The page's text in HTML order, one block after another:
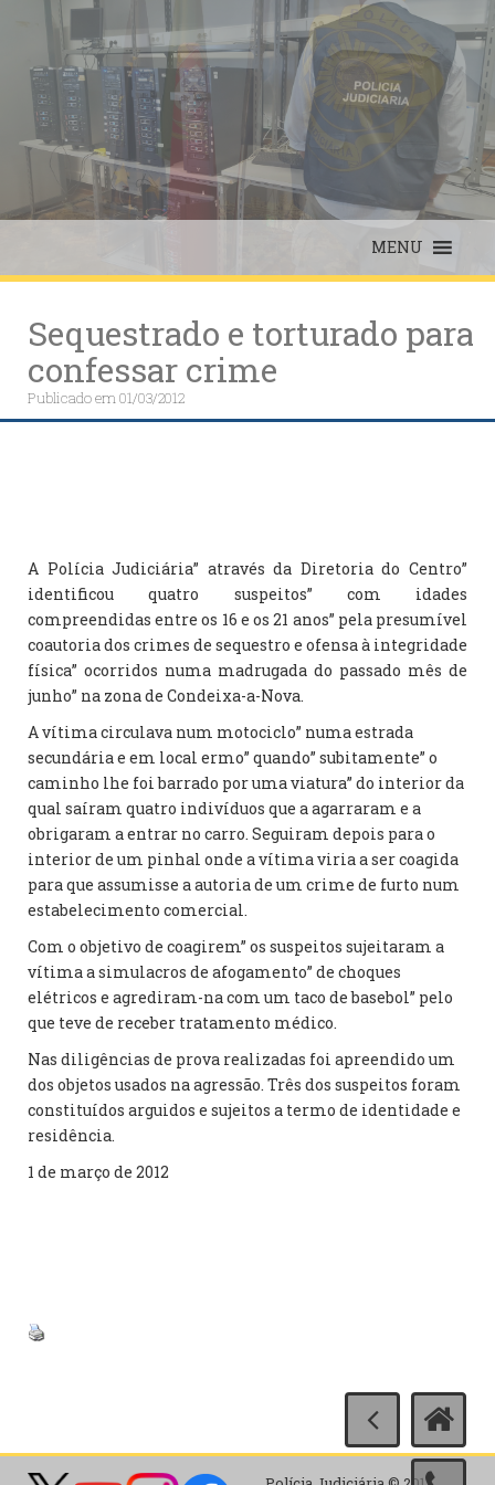
MENU
Sequestrado e torturado para
confessar crime
Publicado em01/03/2012
A Polícia Judiciária” através da Diretoria do Centro”
identificou quatro suspeitos” com idades
compreendidas entre os 16 e os 21 anos” pela presumível
coautoria dos crimes de sequestro e ofensa à integridade
física” ocorridos numa madrugada do passado mês de
junho” na zona de Condeixa-a-Nova.
A vítima circulava num motociclo” numa estrada
secundária e em local ermo” quando” subitamente” o
caminho lhe foi barrado por uma viatura” do interior da
qual saíram quatro indivíduos que a agarraram e a
obrigaram a entrar no carro. Seguiram depois para o
interior de um pinhal onde a vítima viria a ser coagida
para que assumisse a autoria de um crime de furto num
estabelecimento comercial.
Com o objetivo de coagirem” os suspeitos sujeitaram a
vítima a simulacros de afogamento” de choques
elétricos e agrediram-na com um taco de basebol” pelo
que teve de receber tratamento médico.
Nas diligências de prova realizadas foi apreendido um
dos objetos usados na agressão. Três dos suspeitos foram
constituídos arguidos e sujeitos a termo de identidade e
residência.
1 de março de 2012